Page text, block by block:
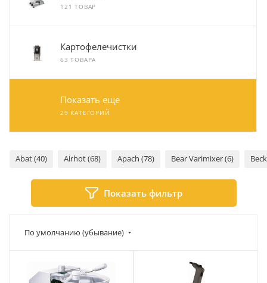
121 ТОВАР
Картофелечистки
63 ТОВАРА
Показать еще
29 КАТЕГОРИЙ
Abat (40) Airhot (68) Apach (78) Bear Varimixer (6)
Показать фильтр
По умолчанию (убывание)